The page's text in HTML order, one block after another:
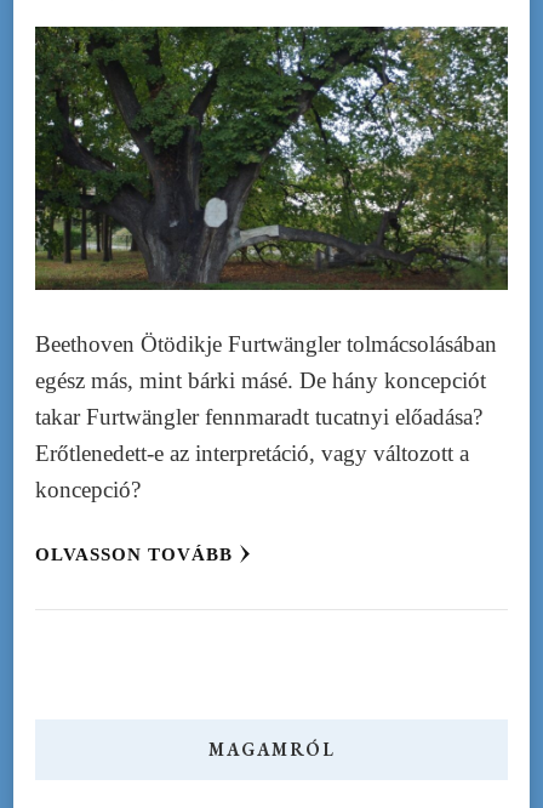
Beethoven Ötödikje Furtwängler tolmácsolásában
egész más, mint bárki másé. De hány koncepciót
takar Furtwängler fennmaradt tucatnyi előadása?
Erőtlenedett-e az interpretáció, vagy változott a
koncepció?
OLVASSON TOVÁBB
MAGAMRÓL